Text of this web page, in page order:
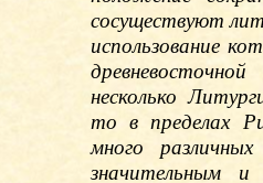
сосуществуют
использование
несколько
то в пределах
много
значительным и